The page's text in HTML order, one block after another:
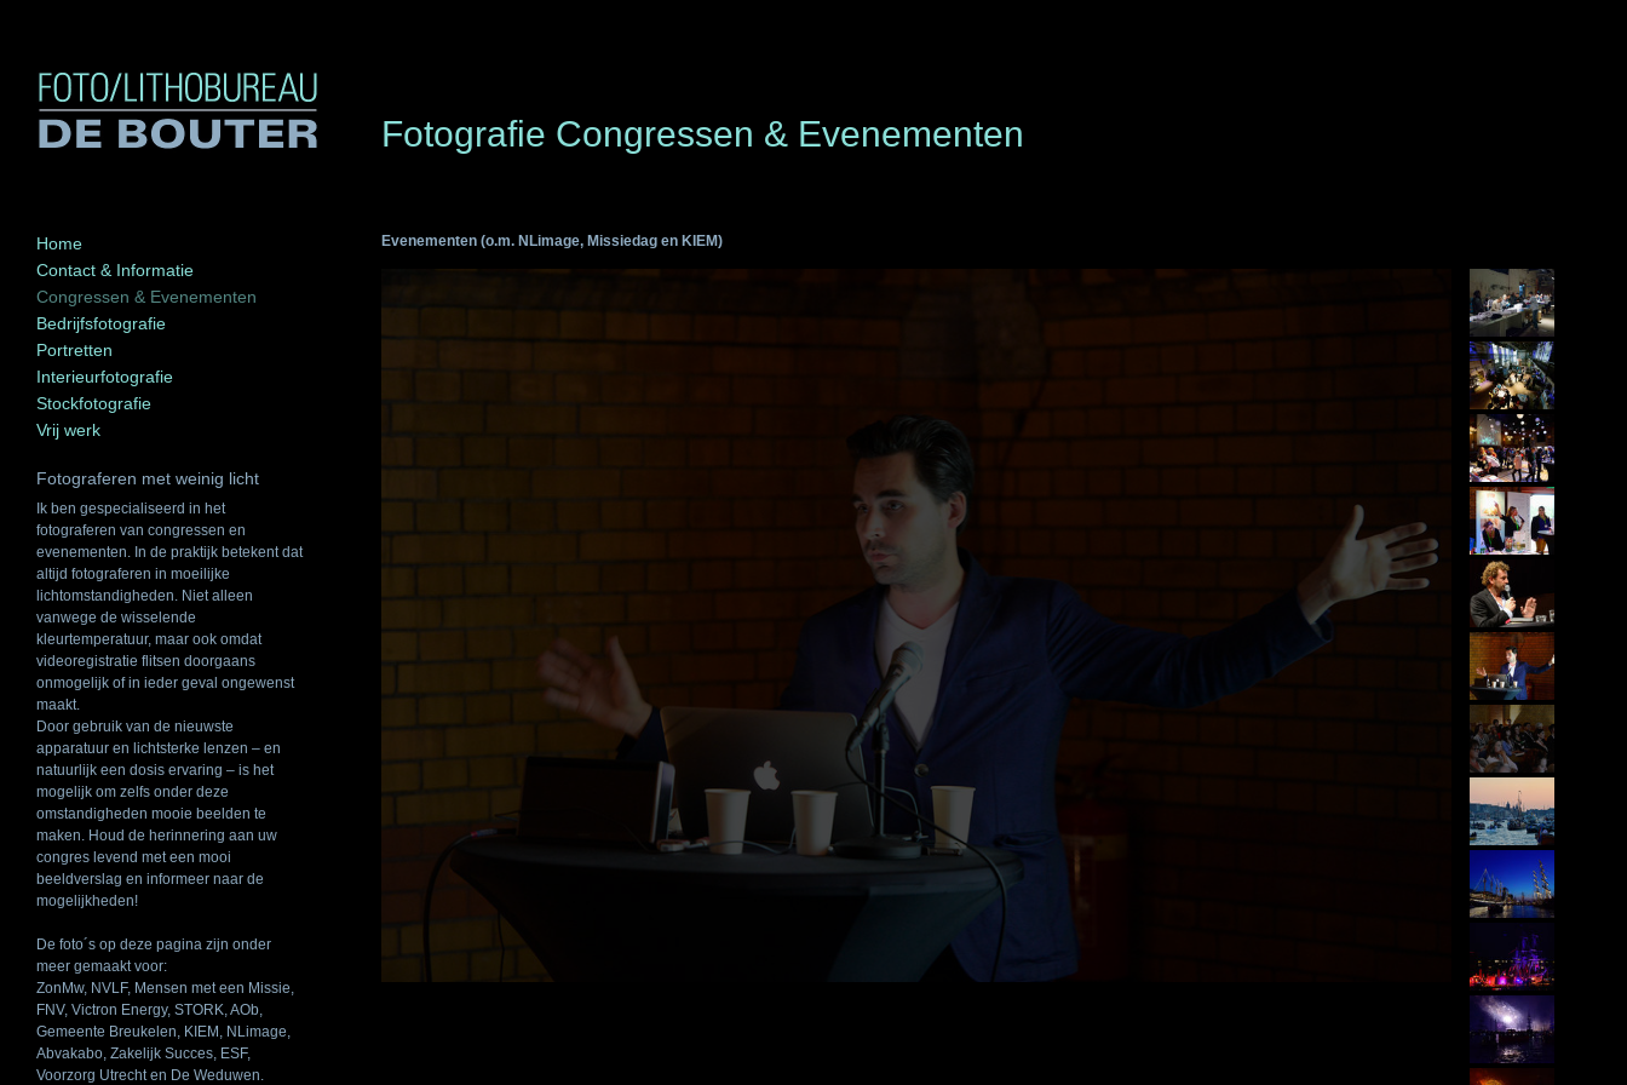
Fotografie Congressen & Evenementen
Home
Contact & Informatie
Congressen & Evenementen
Bedrijfsfotografie
Portretten
Interieurfotografie
Stockfotografie
Vrij werk
Fotograferen met weinig licht
Ik ben gespecialiseerd in het
fotograferen van congressen en
evenementen. In de praktijk betekent dat
altijd fotograferen in moeilijke
lichtomstandigheden. Niet alleen
vanwege de wisselende
kleurtemperatuur, maar ook omdat
videoregistratie flitsen doorgaans
onmogelijk of in ieder geval ongewenst
maakt.
Door gebruik van de nieuwste
apparatuur en lichtsterke lenzen – en
natuurlijk een dosis ervaring – is het
mogelijk om zelfs onder deze
omstandigheden mooie beelden te
maken. Houd de herinnering aan uw
congres levend met een mooi
beeldverslag en informeer naar de
mogelijkheden!
De foto´s op deze pagina zijn onder
meer gemaakt voor:
ZonMw, NVLF, Mensen met een Missie,
FNV, Victron Energy, STORK, AOb,
Gemeente Breukelen, KIEM , NLimage,
Abvakabo, Zakelijk Succes, ESF,
Voorzorg Utrecht en De Weduwen.
Evenementen (o.m. NLimage, Missiedag en KIEM)